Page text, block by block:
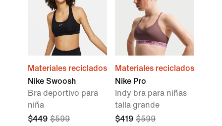
Materiales reciclados
Nike Swoosh
Bra deportivo para
niña
$449 $599
Materiales reciclados
Nike Pro
Indy bra para niñas
talla grande
$419 $599